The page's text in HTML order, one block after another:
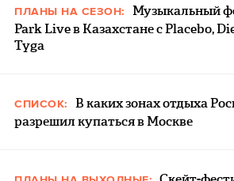
ПЛАНЫ НА СЕЗОН:
Музыкальный
Park Live в Казахстане с Placebo,
Tyga
СПИСОК:
В каких зонах отдыха
разрешил купаться в Москве